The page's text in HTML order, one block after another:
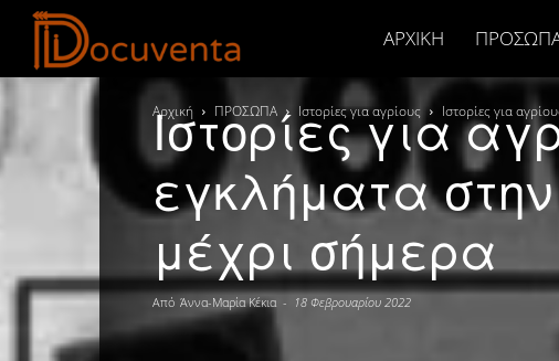
ΑΡΧΙΚΉ
Αρχική ΠΡΟΣΩΠΑ Ιστορίες για αγρίους Ιστορίες για
Ιστορίες για
εγκλήματα
μέχρι σήμερα
Από Άννα-Μαρία Κέκια - 18 Φεβρουαρίου 2022